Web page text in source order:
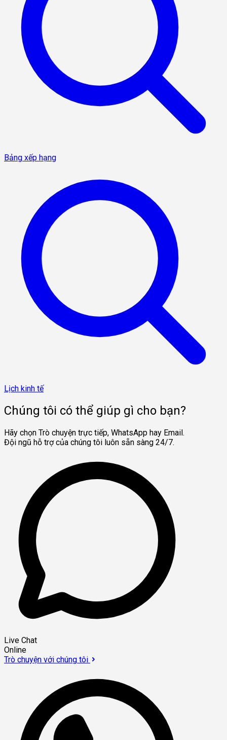
Bảng xếp hạng
Lịch kinh tế
Chúng tôi có thể giúp gì cho bạn?
Hãy chọn Trò chuyện trực tiếp, WhatsApp hay Email.
Đội ngũ hỗ trợ của chúng tôi luôn sẵn sàng 24/7.
Live Chat
Online
Trò chuyện với chúng tôi